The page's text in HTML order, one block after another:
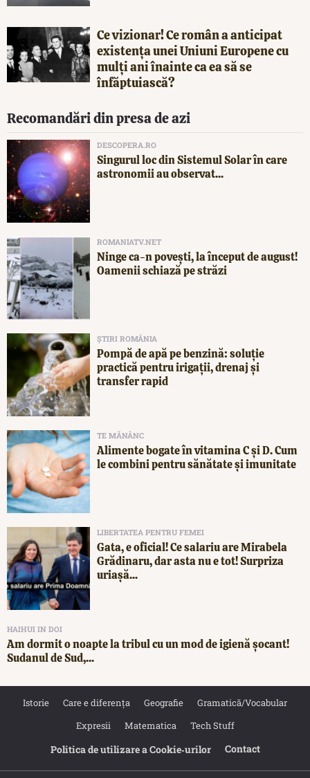
Ce vizionar! Ce român a anticipat
existența unei Uniuni Europene cu
mulți ani înainte ca ea să se
înfăptuiască?
Recomandări din presa de azi
DESCOPERA.RO
Singurul loc din Sistemul Solar în care
astronomii au observat...
ROMANIATV.NET
Ninge ca-n povești, la început de august!
Oamenii schiază pe străzi
ȘTIRI ROMÂNIA
Pompă de apă pe benzină: soluție
practică pentru irigații, drenaj și
transfer rapid
TE MĂNÂNC
Alimente bogate în vitamina C și D. Cum
le combini pentru sănătate și imunitate
LIBERTATEA PENTRU FEMEI
Gata, e oficial! Ce salariu are Mirabela
Grădinaru, dar asta nu e tot! Surpriza
uriașă...
HAIHUI IN DOI
Am dormit o noapte la tribul cu un mod de igienă șocant!
Sudanul de Sud,...
Istorie Care e diferența Geografie
Gramatică/Vocabular
Expresii
Matematica Tech Stuff
Politica de utilizare a Cookie‐urilor Contact